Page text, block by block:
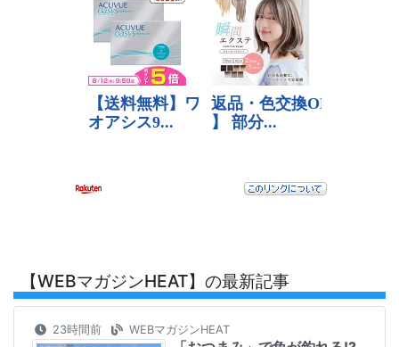
【WEBマガジンHEAT】の最新記事
23時間前 WEBマガジンHEAT